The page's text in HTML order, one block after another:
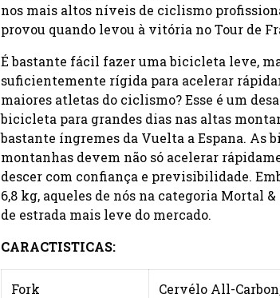
nos mais altos níveis de ciclismo
provou quando levou à vitória no Tour de
É bastante fácil fazer uma bicicleta leve,
suficientemente rígida para acelerar
maiores atletas do ciclismo? Esse é um
bicicleta para grandes dias nas altas
bastante íngremes da Vuelta a Espana. As
montanhas devem não só acelerar
descer com confiança e previsibilidade.
6,8 kg, aqueles de nós na categoria Mortal
de estrada mais leve do mercado.
CARACTISTICAS:
Fork
Cervélo All-